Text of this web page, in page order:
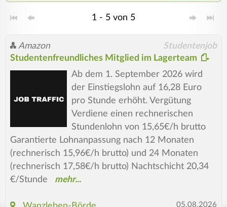
1 - 5 von 5
Amazon Studentenjob
Studentenfreundliches Mitglied im Lagerteam
Ab dem 1. September 2026 wird
der Einstiegslohn auf 16,28 Euro
pro Stunde erhöht. Vergütung
Verdiene einen rechnerischen
Stundenlohn von 15,65€/h brutto
Garantierte Lohnanpassung nach 12 Monaten
(rechnerisch 15,96€/h brutto) und 24 Monaten
(rechnerisch 17,58€/h brutto) Nachtschicht 20,34
€/Stunde
05.08.2026